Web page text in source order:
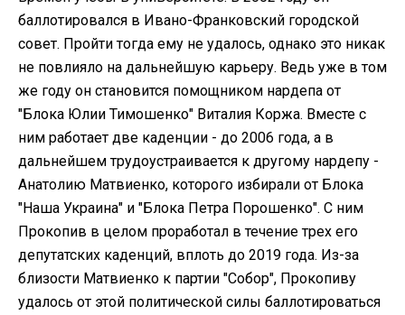
баллотировался в Ивано-Франковский городской
совет. Пройти тогда ему не удалось, однако это никак
не повлияло на дальнейшую карьеру. Ведь уже в том
же году он становится помощником нардепа от
"Блока Юлии Тимошенко" Виталия Коржа. Вместе с
ним работает две каденции - до 2006 года, а в
дальнейшем трудоустраивается к другому нардепу -
Анатолию Матвиенко, которого избирали от Блока
"Наша Украина" и "Блока Петра Порошенко". С ним
Прокопив в целом проработал в течение трех его
депутатских каденций, вплоть до 2019 года. Из-за
близости Матвиенко к партии "Собор", Прокопиву
удалось от этой политической силы баллотироваться